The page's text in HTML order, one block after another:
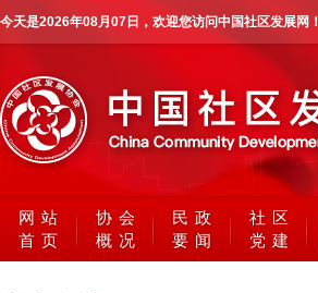
今天是2026年08月07日 ，欢迎您访问中国社区发展网！
网站
首页
协会
概况
民政
要闻
社区
党建